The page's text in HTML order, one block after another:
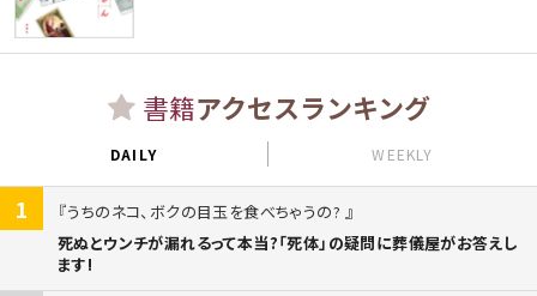
書籍アクセスランキング
DAILY WEEKLY
1
うちのネコ、ボクの目玉を食べちゃうの?
死ぬとウンチが漏れるって本当?「死体」の疑問に葬儀屋がお答えし
ます!